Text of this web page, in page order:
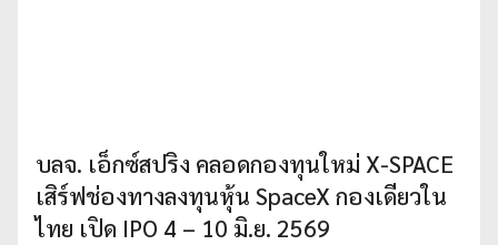
บลจ. เอ็กซ์สปริง คลอดกองทุนใหม่ X-SPACE
เสิร์ฟช่องทางลงทุนหุ้น SpaceX กองเดียวใน
ไทย เปิด IPO 4 – 10 มิ.ย. 2569